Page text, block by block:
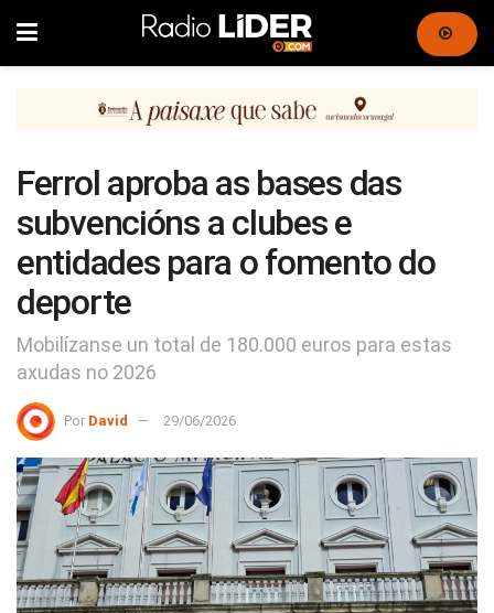
Ferrol aproba as bases das
subvencións a clubes e
entidades para o fomento do
deporte
Mobilízanse un total de 180.000 euros para estas
axudas no 2026
Por David 29/06/2026